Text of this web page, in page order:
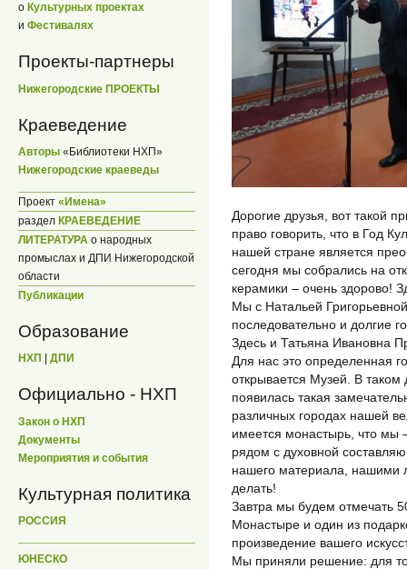
о Культурных проектах
и Фестивалях
Проекты-партнеры
Нижегородские ПРОЕКТЫ
Краеведение
Авторы «Библиотеки НХП»
Нижегородские краеведы
Проект «Имена»
раздел КРАЕВЕДЕНИЕ
ЛИТЕРАТУРА о народных
промыслах и ДПИ Нижегородской
области
Публикации
Образование
НХП ДПИ
Официально - НХП
Закон о НХП
Документы
Мероприятия и события
Культурная политика
РОССИЯ
ЮНЕСКО
Дорогие друзья, вот такой
право говорить, что в Год
нашей стране является
сегодня мы собрались на
керамики – очень здорово!
Мы с Натальей
последовательно и долгие
Здесь и Татьяна Ивановна
Для нас это определенная
открывается Музей. В
появилась такая
различных городах нашей
имеется монастырь, что мы
рядом с духовной
нашего материала, нашими
делать!
Завтра мы будем отмечать
Монастыре и один из
произведение вашего
Мы приняли решение: для